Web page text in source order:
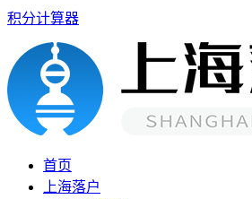
积分计算器
首页
上海落户